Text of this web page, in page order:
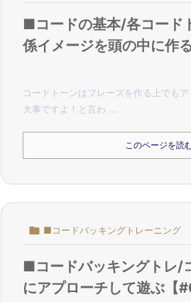
■コードの基本/各コード
係イメージを頭の中に作
コードトーンはフレーズを作る上でも
大事ですよ！ と言わ ...
このページを読
 ■コードバッキングトレーニング
■コードバッキングトレ/
にアプローチして遊ぶ【